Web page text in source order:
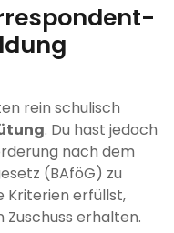
rein schulisch
. Du hast jedoch
nach dem
(BAföG) zu
Kriterien erfüllst,
erhalten.